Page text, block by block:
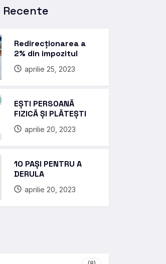
Redirecționarea a
2% din impozitul
aprilie 25, 2023
EȘTI PERSOANĂ
FIZICĂ ȘI PLĂTEȘTI
aprilie 20, 2023
10 PAȘI PENTRU A
DERULA
aprilie 20, 2023